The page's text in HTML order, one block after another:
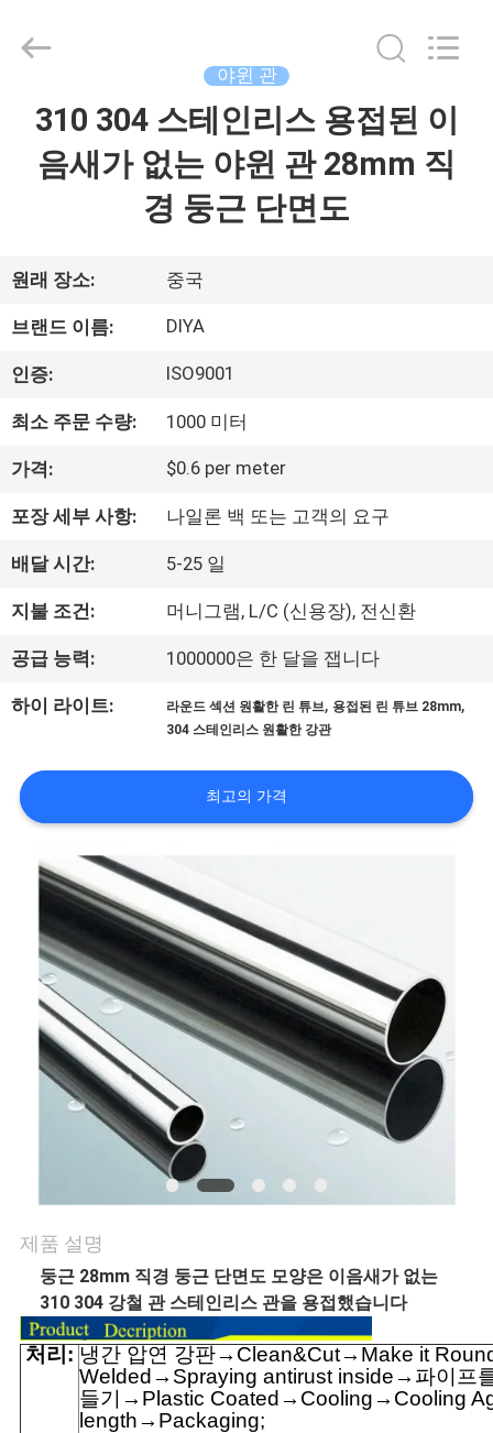
회
사
소
공
장
견
학
질
관
이
스
Industrial
야윈 관
310 304 스테인리스 용접된 이
음새가 없는 야윈 관 28mm 직
경 둥근 단면도
원래 장소: 중국
브랜드 이름: DIYA
인증: ISO9001
최소 주문 수량: 1000 미터
가격: $0.6 per meter
포장 세부 사항: 나일론 백 또는 고객의 요구
배달 시간: 5-25 일
지불 조건: 머니그램, L/C (신용장), 전신환
공급 능력: 1000000은 한 달을 잽니다
하이 라이트: 라운드 섹션 원활한 린 튜브, 용접된 린 튜브 28mm,
304 스테인리스 원활한 강관
최고의 가격
제품 설명
둥근 28mm 직경 둥근 단면도 모양은 이음새가 없는
310 304 강철 관 스테인리스 관을 용접했습니다
처리: 냉간 압연 강판→Clean&Cut→Make it
Welded→Spraying antirust inside→파이프
들기→Plastic Coated→Cooling→Cooling
length→Packaging;